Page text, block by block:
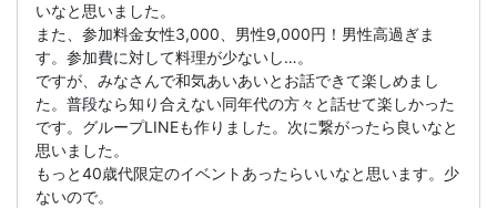
いなと思いました。
また、参加料金女性3,000、男性9,000円！男性高過ぎま
す。参加費に対して料理が少ないし…。
ですが、みなさんで和気あいあいとお話できて楽しめまし
た。普段なら知り合えない同年代の方々と話せて楽しかった
です。グループLINEも作りました。次に繋がったら良いなと
思いました。
もっと40歳代限定のイベントあったらいいなと思います。少
ないので。